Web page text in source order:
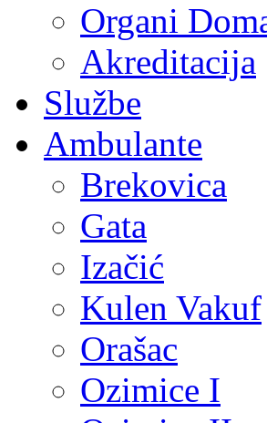
Organi
Akreditacija
Službe
Ambulante
Brekovica
Gata
Izačić
Kulen Vakuf
Orašac
Ozimice I